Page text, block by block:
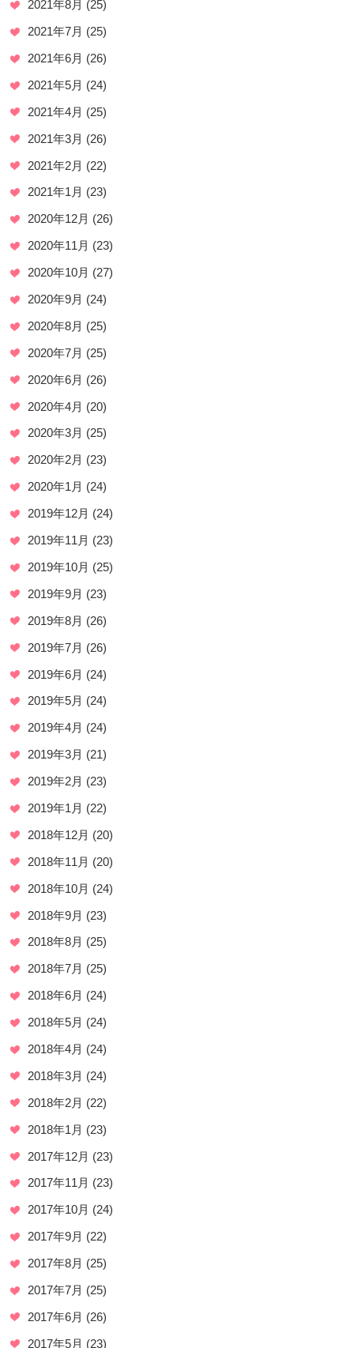
2021年8月 (25)
2021年7月 (25)
2021年6月 (26)
2021年5月 (24)
2021年4月 (25)
2021年3月 (26)
2021年2月 (22)
2021年1月 (23)
2020年12月 (26)
2020年11月 (23)
2020年10月 (27)
2020年9月 (24)
2020年8月 (25)
2020年7月 (25)
2020年6月 (26)
2020年4月 (20)
2020年3月 (25)
2020年2月 (23)
2020年1月 (24)
2019年12月 (24)
2019年11月 (23)
2019年10月 (25)
2019年9月 (23)
2019年8月 (26)
2019年7月 (26)
2019年6月 (24)
2019年5月 (24)
2019年4月 (24)
2019年3月 (21)
2019年2月 (23)
2019年1月 (22)
2018年12月 (20)
2018年11月 (20)
2018年10月 (24)
2018年9月 (23)
2018年8月 (25)
2018年7月 (25)
2018年6月 (24)
2018年5月 (24)
2018年4月 (24)
2018年3月 (24)
2018年2月 (22)
2018年1月 (23)
2017年12月 (23)
2017年11月 (23)
2017年10月 (24)
2017年9月 (22)
2017年8月 (25)
2017年7月 (25)
2017年6月 (26)
2017年5月 (23)